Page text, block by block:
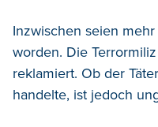
Inzwischen seien
worden. Die
reklamiert. Ob der
handelte, ist jedoch